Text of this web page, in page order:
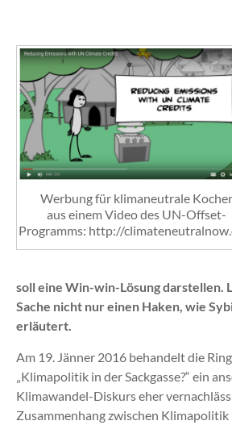
Werbung für klimaneutrale Kocher
aus einem Video des UN-Offset-
Programms: http://
soll eine Win-win-Lösung darstellen.
Sache nicht nur einen Haken, wie
erläutert.
Am 19. Jänner 2016 behandelt die
„Klimapolitik in der Sackgasse?“ ein
Klimawandel-Diskurs eher
Zusammenhang zwischen Klimapolitik